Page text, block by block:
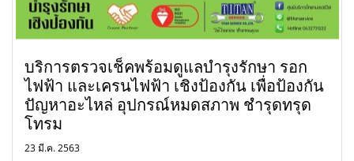
บริการตรวจเช็คพร้อมดูแลบำรุงรักษา รอก
ไฟฟ้า และเครนไฟฟ้า เชิงป้องกัน เพื่อป้องกัน
ปัญหาอะไหล่ อุปกรณ์หมดสภาพ ชำรุดทรุด
โทรม
23 มี.ค. 2563